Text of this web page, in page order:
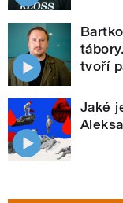
tvoří
Jaké